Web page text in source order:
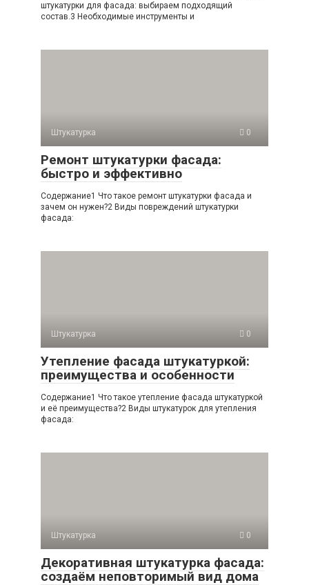
штукатурки для фасада: выбираем подходящий
состав.3 Необходимые инструменты и
Штукатурка 0
Ремонт штукатурки фасада:
быстро и эффективно
Содержание1 Что такое ремонт штукатурки фасада и
зачем он нужен?2 Виды повреждений штукатурки
фасада:
Штукатурка 0
Утепление фасада штукатуркой:
преимущества и особенности
Содержание1 Что такое утепление фасада штукатуркой
и её преимущества?2 Виды штукатурок для утепления
фасада:
Штукатурка 0
Декоративная штукатурка фасада:
создаём неповторимый вид дома